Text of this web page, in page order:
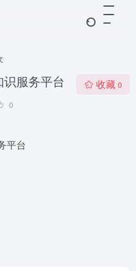
服务平台
0
收藏 0
平台